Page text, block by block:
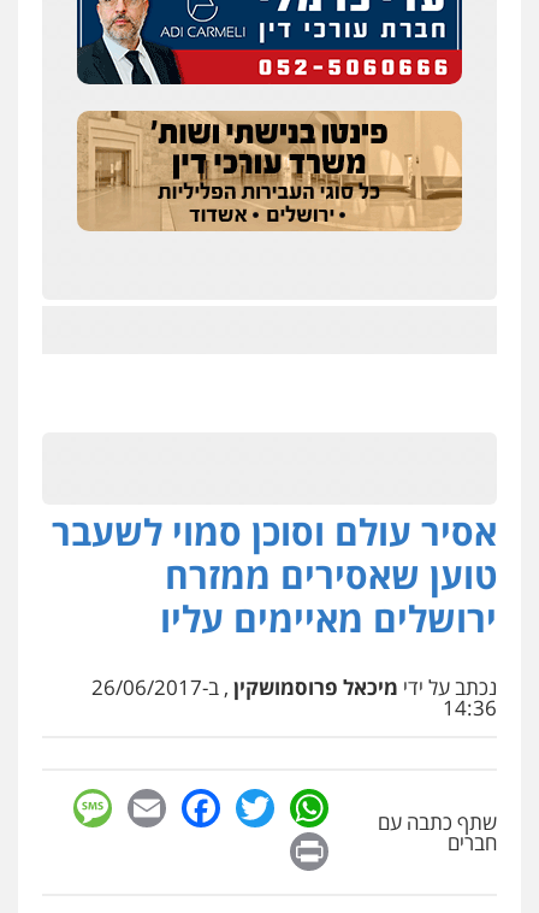
אסיר עולם וסוכן סמוי לשעבר
טוען שאסירים ממזרח
ירושלים מאיימים עליו
נכתב על ידי מיכאל פרוסמושקין , ב-26/06/2017
14:36
שתף כתבה עם
חברים
WhatsApp
Twitter
Facebook
Email